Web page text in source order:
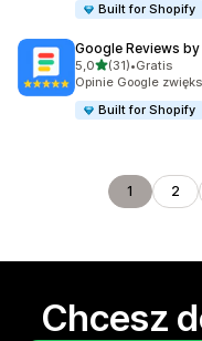
Built for Shopify
Google Reviews by
5,0na 5 gwiazdek
(31)
Łączna liczba
•Gratis
Opinie Google
Built for Shopify
1 2
Chcesz